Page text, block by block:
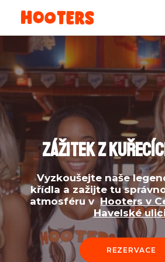
REZERVACE
ZÁŽITEK Z
Vyzkoušejte naše
křídla a zažijte tu
atmosféru vHooters v
Havelské
REZERVACE